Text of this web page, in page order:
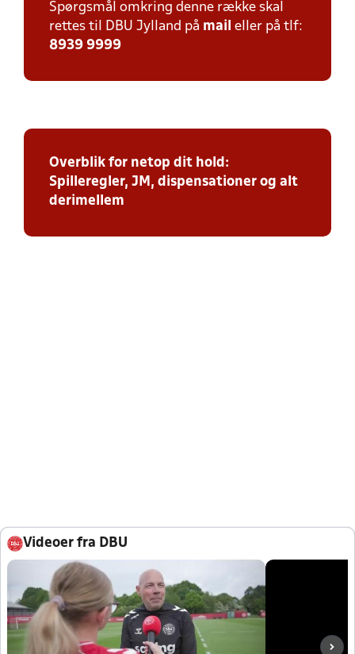
Spørgsmål omkring denne række skal
rettes til DBU Jylland på mail eller på tlf:
8939 9999
Overblik for netop dit hold:
Spilleregler, JM, dispensationer og alt
derimellem
Videoer fra DBU